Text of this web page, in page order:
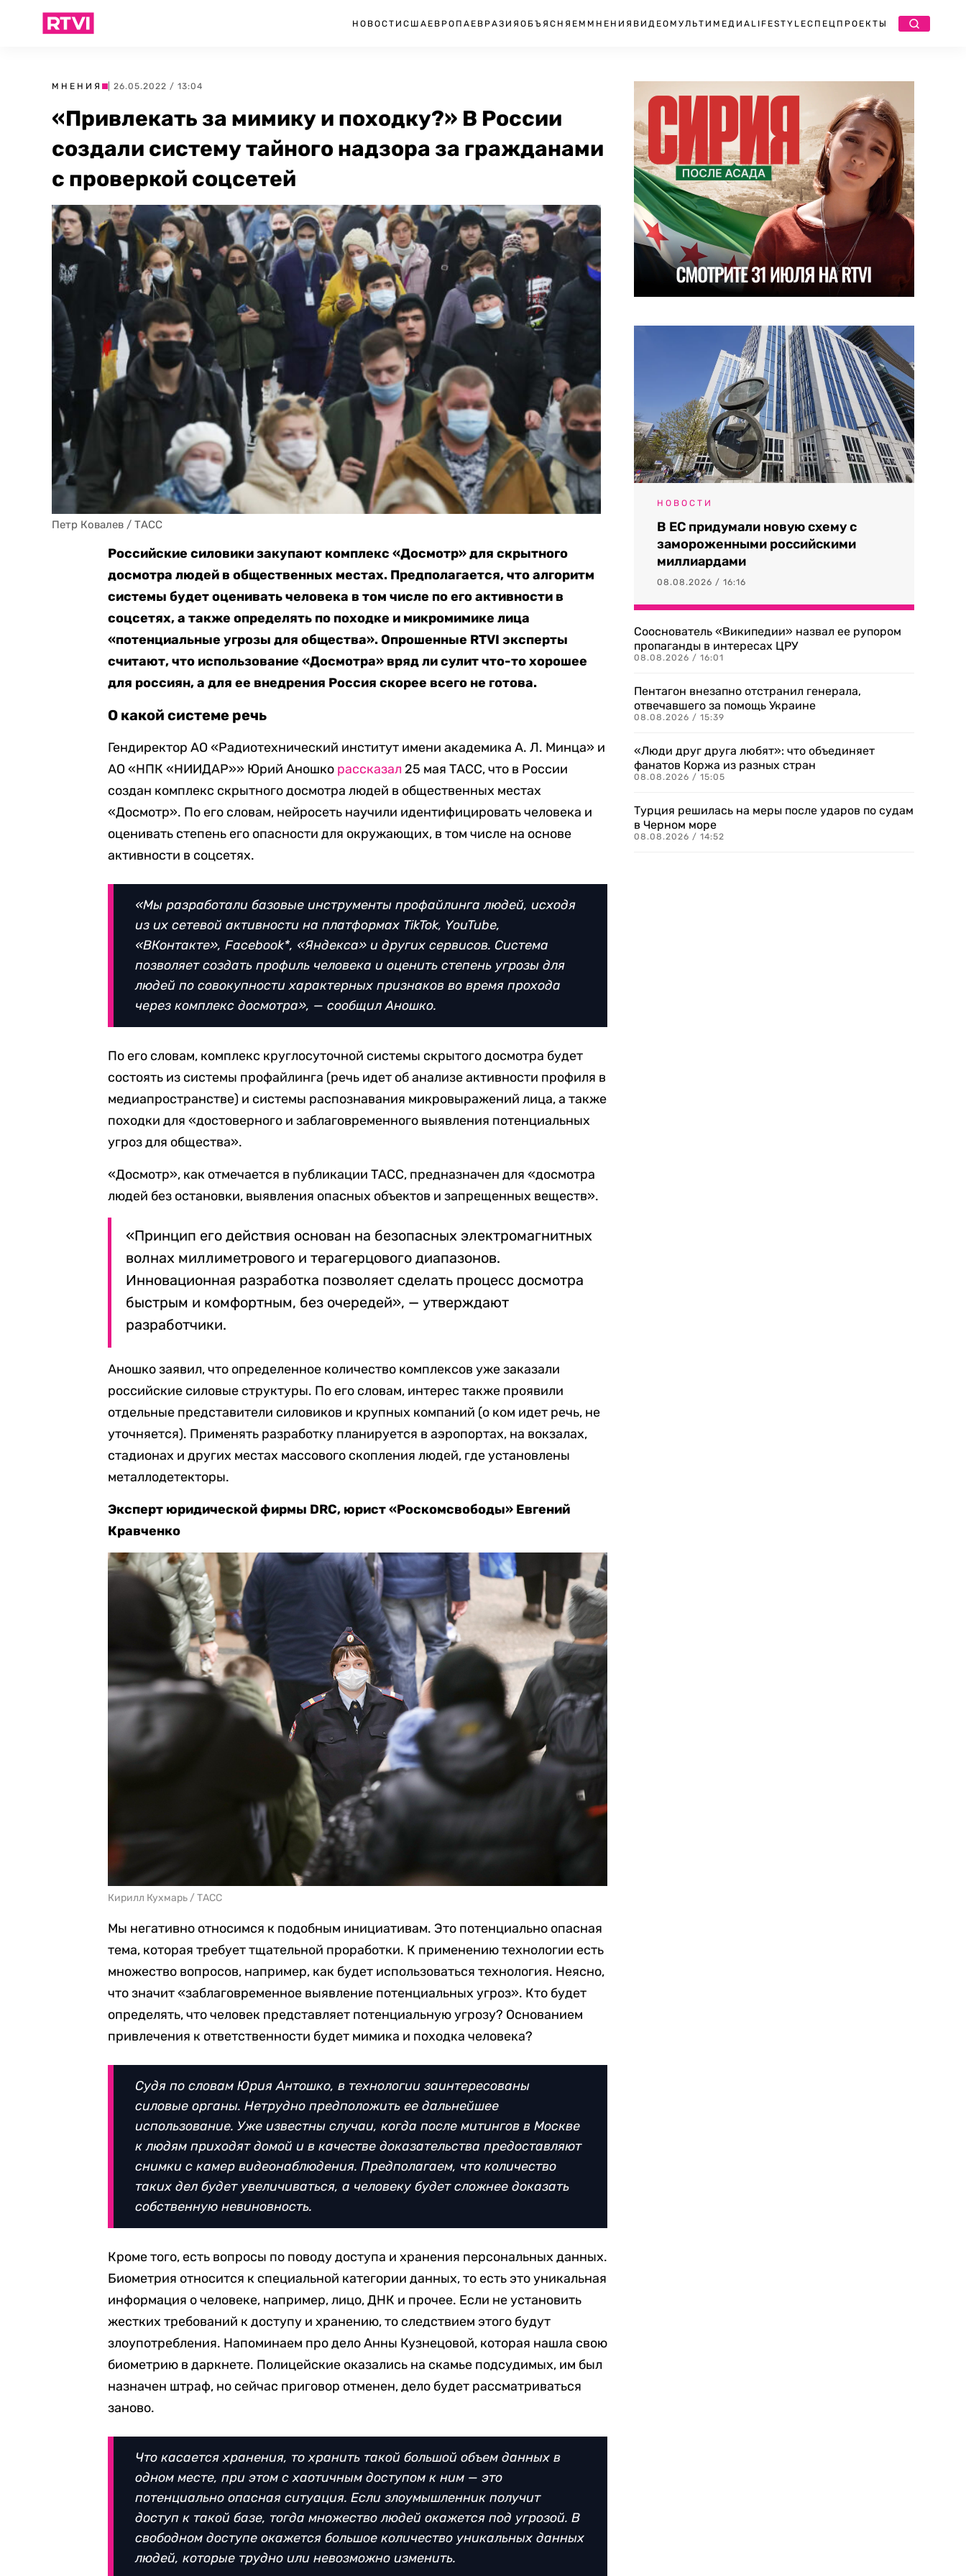
НОВОСТИ США ЕВРОПА ЕВРАЗИЯ ОБЪЯСНЯЕМ МНЕНИЯ ВИДЕО МУЛЬТИМЕДИА LIFESTYLEСПЕЦПРОЕКТЫ
МНЕНИЯ | 26.05.2022 / 13:04
«Привлекать за мимику и походку?» В России
создали систему тайного надзора за гражданами
с проверкой соцсетей
Петр Ковалев / ТАСС
Российские силовики закупают комплекс «Досмотр» для скрытного
досмотра людей в общественных местах. Предполагается, что алгоритм
системы будет оценивать человека в том числе по его активности в
соцсетях, а также определять по походке и микромимике лица
«потенциальные угрозы для общества». Опрошенные RTVI эксперты
считают, что использование «Досмотра» вряд ли сулит что-то хорошее
для россиян, а для ее внедрения Россия скорее всего не готова.
О какой системе речь
Гендиректор АО «Радиотехнический институт имени академика А. Л. Минца» и
АО «НПК «НИИДАР»» Юрий Аношко рассказал 25 мая ТАСС, что в России
создан комплекс скрытного досмотра людей в общественных местах
«Досмотр». По его словам, нейросеть научили идентифицировать человека и
оценивать степень его опасности для окружающих, в том числе на основе
активности в соцсетях.
«Мы разработали базовые инструменты профайлинга людей, исходя
из их сетевой активности на платформах TikTok, YouTube,
«ВКонтакте», Facebook*, «Яндекса» и других сервисов. Система
позволяет создать профиль человека и оценить степень угрозы для
людей по совокупности характерных признаков во время прохода
через комплекс досмотра», — сообщил Аношко.
По его словам, комплекс круглосуточной системы скрытого досмотра будет
состоять из системы профайлинга (речь идет об анализе активности профиля в
медиапространстве) и системы распознавания микровыражений лица, а также
походки для «достоверного и заблаговременного выявления потенциальных
угроз для общества».
«Досмотр», как отмечается в публикации ТАСС, предназначен для «досмотра
людей без остановки, выявления опасных объектов и запрещенных веществ».
«Принцип его действия основан на безопасных электромагнитных
волнах миллиметрового и терагерцового диапазонов.
Инновационная разработка позволяет сделать процесс досмотра
быстрым и комфортным, без очередей», — утверждают
разработчики.
Аношко заявил, что определенное количество комплексов уже заказали
российские силовые структуры. По его словам, интерес также проявили
отдельные представители силовиков и крупных компаний (о ком идет речь, не
уточняется). Применять разработку планируется в аэропортах, на вокзалах,
стадионах и других местах массового скопления людей, где установлены
металлодетекторы.
Эксперт юридической фирмы DRС, юрист «Роскомсвободы» Евгений
Кравченко
Кирилл Кухмарь / ТАСС
Мы негативно относимся к подобным инициативам. Это потенциально опасная
тема, которая требует тщательной проработки. К применению технологии есть
множество вопросов, например, как будет использоваться технология. Неясно,
что значит «заблаговременное выявление потенциальных угроз». Кто будет
определять, что человек представляет потенциальную угрозу? Основанием
привлечения к ответственности будет мимика и походка человека?
Судя по словам Юрия Антошко, в технологии заинтересованы
силовые органы. Нетрудно предположить ее дальнейшее
использование. Уже известны случаи, когда после митингов в Москве
к людям приходят домой и в качестве доказательства предоставляют
снимки с камер видеонаблюдения. Предполагаем, что количество
таких дел будет увеличиваться, а человеку будет сложнее доказать
собственную невиновность.
Кроме того, есть вопросы по поводу доступа и хранения персональных данных.
Биометрия относится к специальной категории данных, то есть это уникальная
информация о человеке, например, лицо, ДНК и прочее. Если не установить
жестких требований к доступу и хранению, то следствием этого будут
злоупотребления. Напоминаем про дело Анны Кузнецовой, которая нашла свою
биометрию в даркнете. Полицейские оказались на скамье подсудимых, им был
назначен штраф, но сейчас приговор отменен, дело будет рассматриваться
заново.
Что касается хранения, то хранить такой большой объем данных в
одном месте, при этом с хаотичным доступом к ним — это
потенциально опасная ситуация. Если злоумышленник получит
доступ к такой базе, тогда множество людей окажется под угрозой. В
свободном доступе окажется большое количество уникальных данных
людей, которые трудно или невозможно изменить.
НОВОСТИ
В ЕС придумали новую схему с
замороженными российскими
миллиардами
08.08.2026 / 16:16
Сооснователь «Википедии» назвал ее рупором
пропаганды в интересах ЦРУ
08.08.2026 / 16:01
Пентагон внезапно отстранил генерала,
отвечавшего за помощь Украине
08.08.2026 / 15:39
«Люди друг друга любят»: что объединяет
фанатов Коржа из разных стран
08.08.2026 / 15:05
Турция решилась на меры после ударов по судам
в Черном море
08.08.2026 / 14:52